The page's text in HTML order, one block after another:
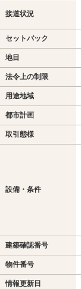
接道状況
セットバック
地目
法令上の制限
用途地域
都市計画
取引態様
設備・条件
建築確認番号
物件番号
情報更新日